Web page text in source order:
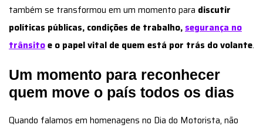
também se transformou em um momento para discutir
políticas públicas, condições de trabalho,segurança no
trânsitoe o papel vital de quem está por trás do volante.
Um momento para reconhecer
quem move o país todos os dias
Quando falamos em homenagens no Dia do Motorista, não